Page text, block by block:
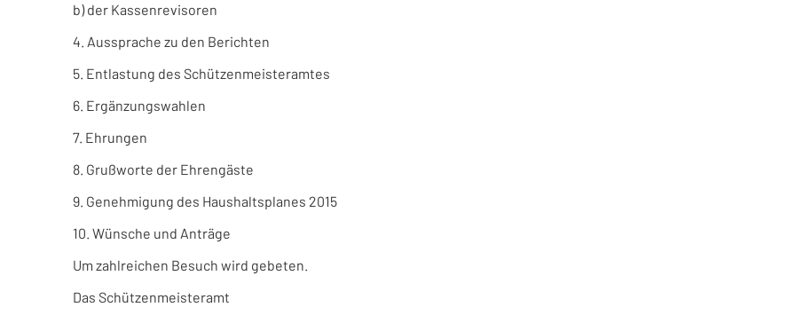
b) der Kassenrevisoren
4. Aussprache zu den Berichten
5. Entlastung des Schützenmeisteramtes
6. Ergänzungswahlen
7. Ehrungen
8. Grußworte der Ehrengäste
9. Genehmigung des Haushaltsplanes 2015
10. Wünsche und Anträge
Um zahlreichen Besuch wird gebeten.
Das Schützenmeisteramt